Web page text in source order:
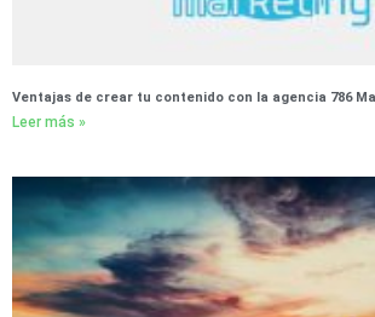
Ventajas de crear tu contenido con la agencia 786
Leer más »